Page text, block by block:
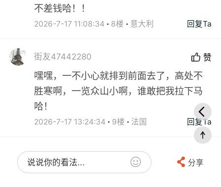
不差钱哈！！
2026-7-17 11:08:34 8楼 意大利 回复Ta
街友47442280 赞
嘿嘿，一不小心就排到前面去了，高处不
胜寒啊，一览众山小啊，谁敢把我拉下马
哈！
2026-7-17 13:24:34 9楼 法国 回复Ta
说说你的看法... 分享